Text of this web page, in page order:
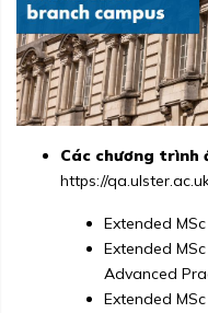
Các chương trình
https://
Extended
Extended
Advanced
Extended